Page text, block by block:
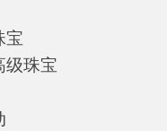
宝
级珠宝